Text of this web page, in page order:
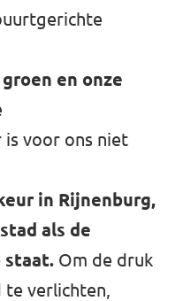
en onze
voor ons niet
in Rijnenburg,
als de
staat. Om de druk
te verlichten,